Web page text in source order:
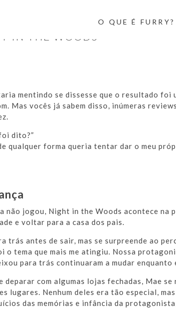
O QUE É
IN THE WOODS
mentindo se dissesse que o resultado
Mas vocês já sabem disso, inúmeras
dito?”
qualquer forma queria tentar dar o meu
não jogou, Night in the Woods acontece na
e voltar para a casa dos pais.
antes de sair, mas se surpreende ao
tema que mais me atingiu. Nossa
para trás continuaram a mudar
deparar com algumas lojas fechadas, Mae
lugares. Nenhum deles era tão especial,
das memórias e infância da